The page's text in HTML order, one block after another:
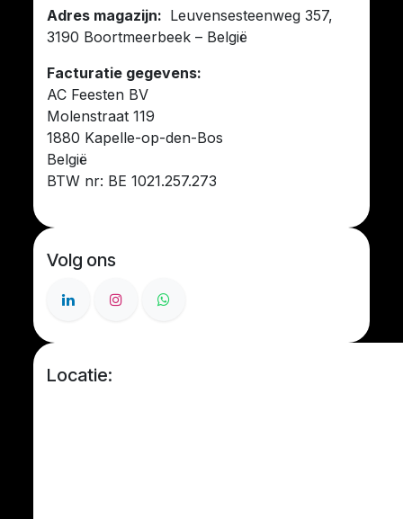
Adres magazijn: Leuvensesteenweg 357,
3190 Boortmeerbeek – België
Facturatie gegevens:
AC Feesten BV
Molenstraat 119
1880 Kapelle-op-den-Bos
België
BTW nr: BE 1021.257.273
Volg ons
Locatie: